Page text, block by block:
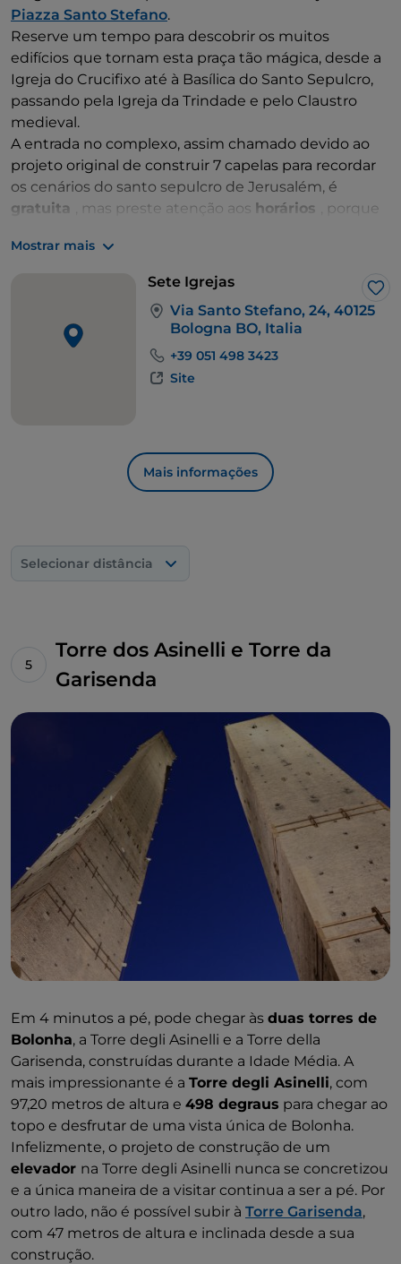
Piazza Santo Stefano.
Reserve um tempo para descobrir os muitos
edifícios que tornam esta praça tão mágica, desde a
Igreja do Crucifixo até à Basílica do Santo Sepulcro,
passando pela Igreja da Trindade e pelo Claustro
medieval.
A entrada no complexo, assim chamado devido ao
projeto original de construir 7 capelas para recordar
os cenários do santo sepulcro de Jerusalém, é
gratuita
, mas preste atenção aos horários
, porque
Mostrar mais
Sete Igrejas
Via Santo Stefano, 24, 40125
Bologna BO, Italia
+39 051 498 3423
Site
Mais informações
Selecionar distância
Torre dos Asinelli e Torre da
Garisenda
Em 4 minutos a pé, pode chegar às duas torres de
Bolonha, a Torre degli Asinelli e a Torre della
Garisenda, construídas durante a Idade Média. A
mais impressionante é a Torre degli Asinelli, com
97,20 metros de altura e 498 degraus para chegar ao
topo e desfrutar de uma vista única de Bolonha.
Infelizmente, o projeto de construção de um
elevador na Torre degli Asinelli nunca se concretizou
e a única maneira de a visitar continua a ser a pé. Por
outro lado, não é possível subir à Torre Garisenda,
com 47 metros de altura e inclinada desde a sua
construção.